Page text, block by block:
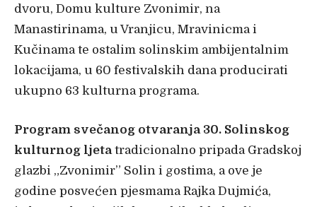
dvoru, Domu kulture Zvonimir, na
Manastirinama, u Vranjicu, Mravinicma i
Kučinama te ostalim solinskim ambijentalnim
lokacijama, u 60 festivalskih dana producirati
ukupno 63 kulturna programa.
Program svečanog otvaranja 30. Solinskog
kulturnog ljetatradicionalno pripada Gradskoj
glazbi „Zvonimir” Solin i gostima, a ove je
godine posvećen pjesmama Rajka Dujmića,